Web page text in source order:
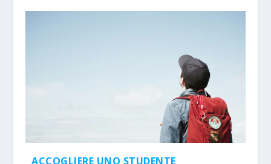
ACCOGLIERE UNO STUDENTE